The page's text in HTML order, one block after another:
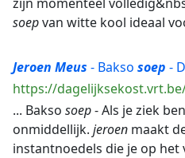
soepvan witte kool ideaal
Jeroen Meus - Bakso soep -
https://
... Bakso soep- Als je ziek
onmiddellijk. jeroen maakt
instantnoedels die je op het